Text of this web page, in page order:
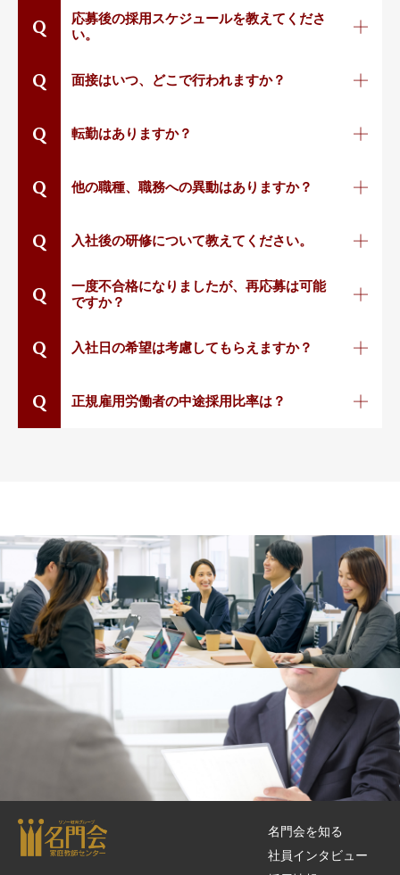
Q
応募後の採用スケジュールを教えてくださ
い。
Q 面接はいつ、どこで行われますか？
Q 転勤はありますか？
Q 他の職種、職務への異動はありますか？
Q 入社後の研修について教えてください。
Q
一度不合格になりましたが、再応募は可能
ですか？
Q 入社日の希望は考慮してもらえますか？
Q 正規雇用労働者の中途採用比率は？
社員インタビュー
採用情報
名門会を知る
社員インタビュー